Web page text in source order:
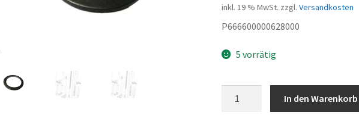
inkl. 19 % MwSt. zzgl. Versandkosten
P666600000628000
5 vorrätig
In den Warenkorb